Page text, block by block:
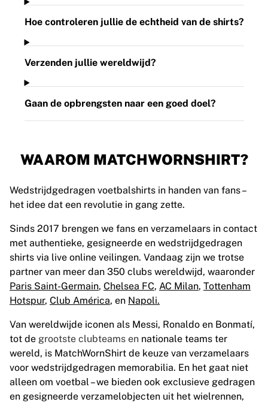
Hoe controleren jullie de echtheid van de shirts?
Verzenden jullie wereldwijd?
Gaan de opbrengsten naar een goed doel?
WAAROM MATCHWORNSHIRT?
Wedstrijdgedragen voetbalshirts in handen van fans–
het idee dat een revolutie in gang zette.
Sinds 2017 brengen we fans en verzamelaars in contact
met authentieke, gesigneerde en wedstrijdgedragen
shirts via live online veilingen. Vandaag zijn we trotse
partner van meer dan 350 clubs wereldwijd, waaronder
Paris Saint-Germain, Chelsea FC, AC Milan, Tottenham
Hotspur, Club América, en Napoli.
Van wereldwijde iconen als Messi, Ronaldo en Bonmatí,
tot de grootste clubteams en nationale teams ter
wereld, is MatchWornShirt de keuze van verzamelaars
voor wedstrijdgedragen memorabilia. En het gaat niet
alleen om voetbal – we bieden ook exclusieve gedragen
en gesigneerde verzamelobjecten uit het wielrennen,